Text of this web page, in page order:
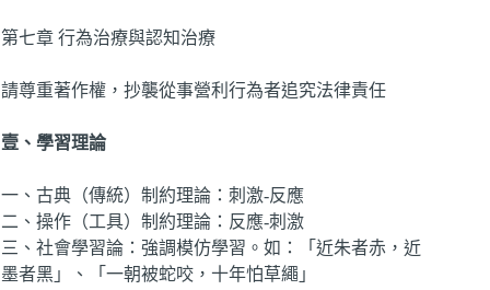
第七章 行為治療與認知治療
請尊重著作權，抄襲從事營利行為者追究法律責任
壹、學習理論
一、古典（傳統）制約理論：刺激-反應
二、操作（工具）制約理論：反應-刺激
三、社會學習論：強調模仿學習。如：「近朱者赤，近
墨者黑」、「一朝被蛇咬，十年怕草繩」